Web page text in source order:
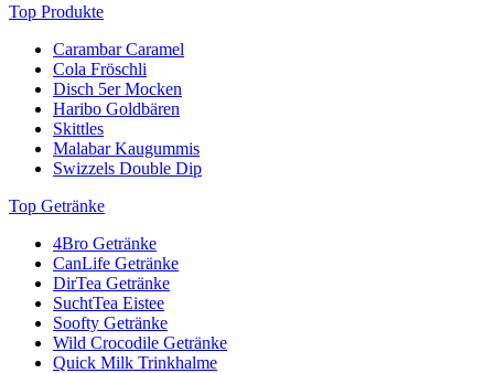
eine Getränkeverpackung ist, die wie ein Fels in der Brandung steht
Top Produkte
Carambar Caramel
Cola Fröschli
Disch 5er Mocken
Haribo Goldbären
Skittles
Malabar Kaugummis
Swizzels Double Dip
Top Getränke
4Bro Getränke
CanLife Getränke
DirTea Getränke
SuchtTea Eistee
Soofty Getränke
Wild Crocodile Getränke
Quick Milk Trinkhalme